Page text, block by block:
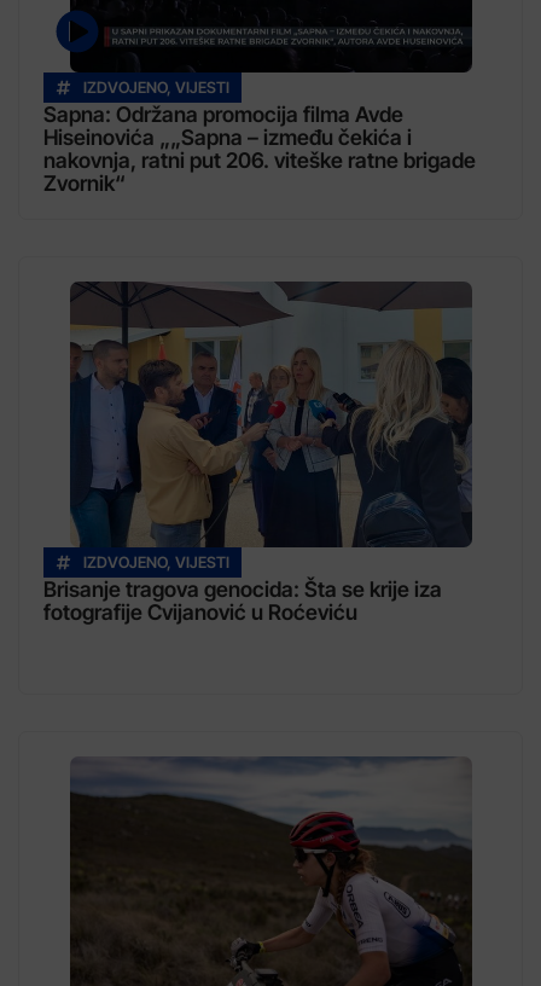
IZDVOJENO, VIJESTI
Sapna: Održana promocija filma Avde
Hiseinovića „„Sapna – između čekića i
nakovnja, ratni put 206. viteške ratne brigade
Zvornik“
IZDVOJENO, VIJESTI
Brisanje tragova genocida: Šta se krije iza
fotografije Cvijanović u Roćeviću